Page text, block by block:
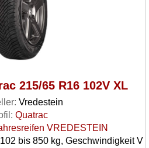
215/65 R16 102V XL
Vredestein
Quatrac
VREDESTEIN
bis 850 kg, Geschwindigkeit V